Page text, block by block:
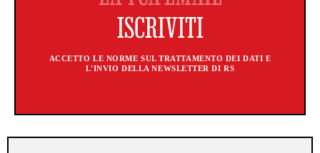
ACCETTO LE NORME SUL TRATTAMENTO DEI DATI E
L'INVIO DELLA NEWSLETTER DI RS